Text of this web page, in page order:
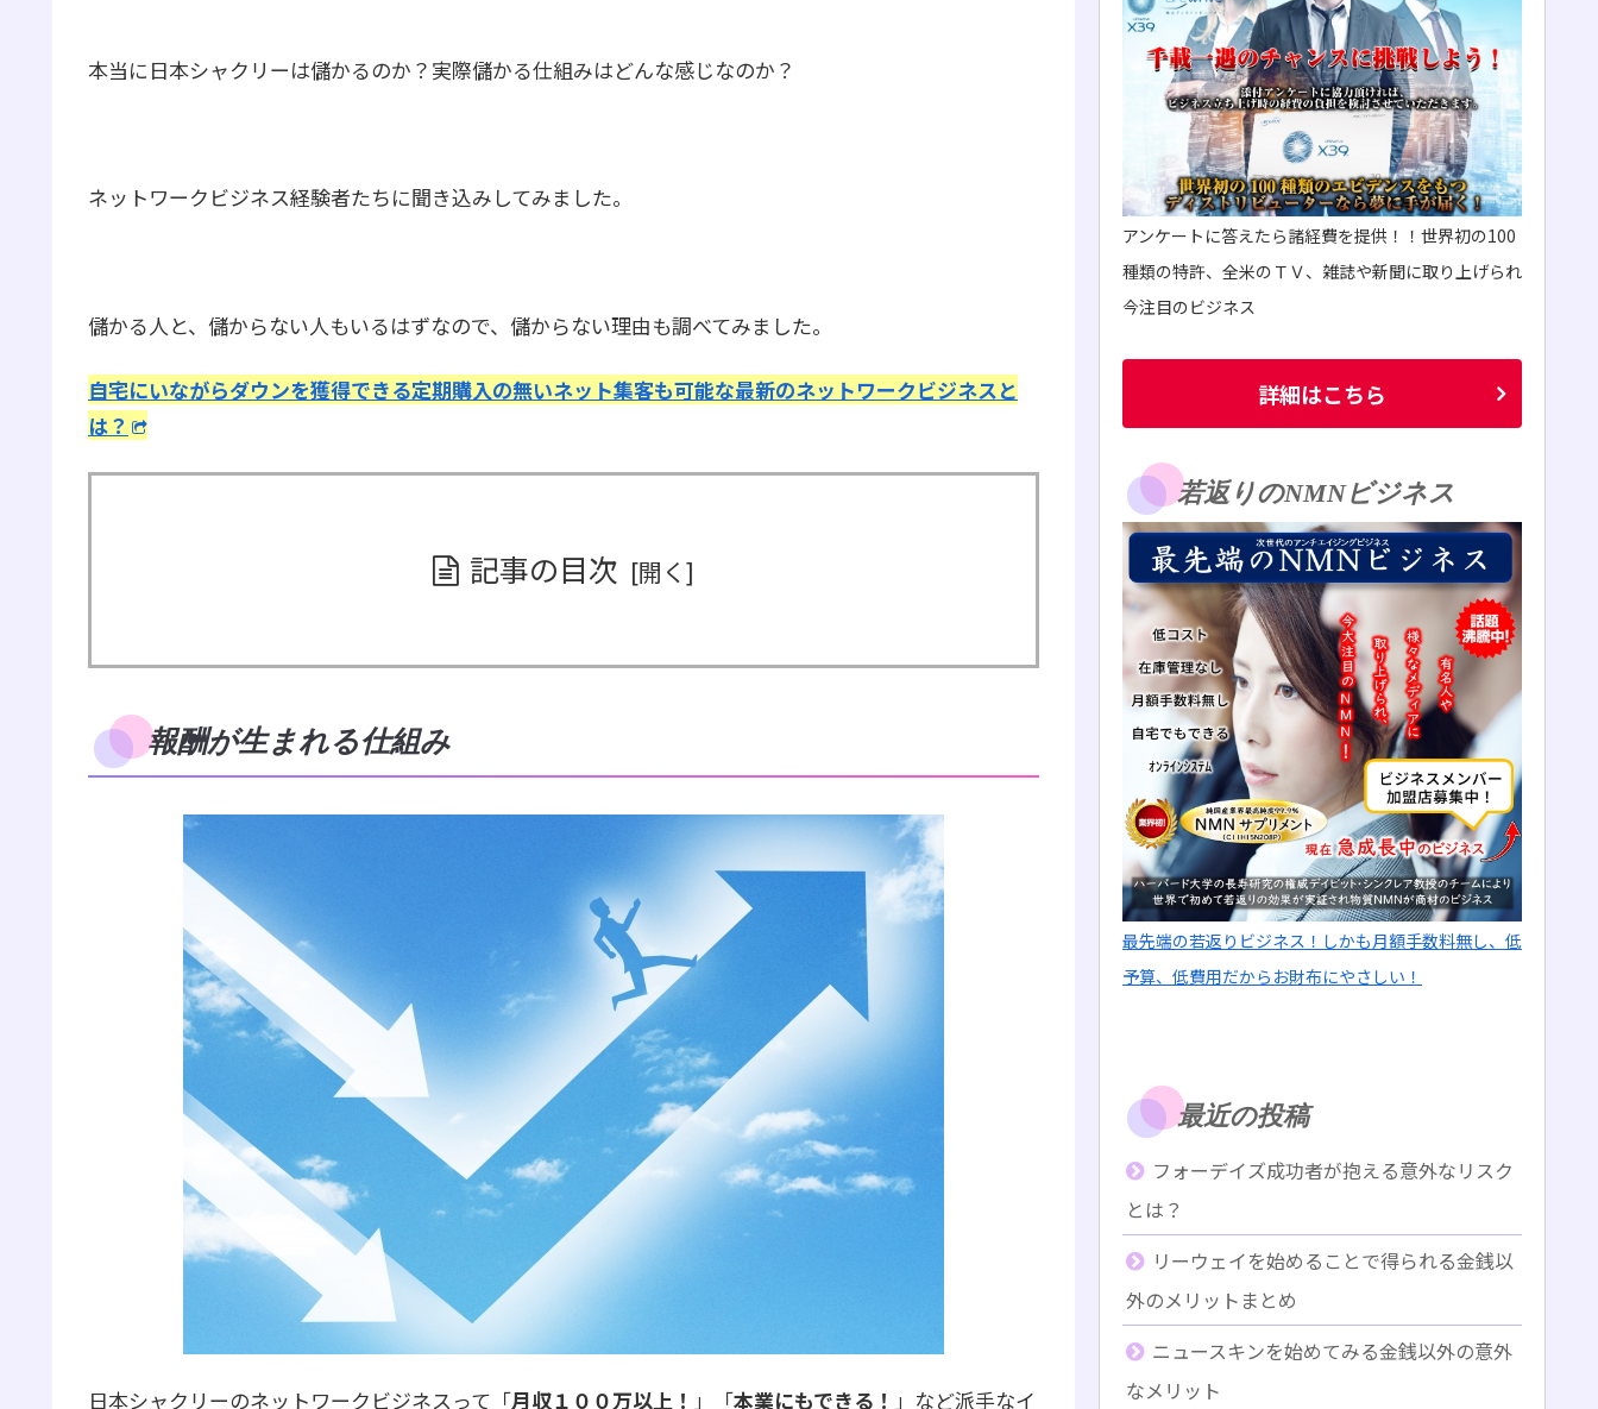
本当に日本シャクリーは儲かるのか？実際儲かる仕組みはどんな感じなのか？
ネットワークビジネス経験者たちに聞き込みしてみました。
儲かる人と、儲からない人もいるはずなので、儲からない理由も調べてみました。
自宅にいながらダウンを獲得できる定期購入の無いネット集客も可能な最新のネットワークビジネスと
は？
記事の目次
報酬が生まれる仕組み
日本シャクリーのネットワークビジネスって「月収１００万以上！ 」「本業にもできる！ 」など派手なイ
アンケートに答えたら諸経費を提供！！世界初の100
種類の特許、全米のＴＶ、雑誌や新聞に取り上げられ
今注目のビジネス
詳細はこちら
若返りのNMNビジネス
最先端の若返りビジネス！しかも月額手数料無し、低
予算、低費用だからお財布にやさしい！
最近の投稿
フォーデイズ成功者が抱える意外なリスク
とは？
リーウェイを始めることで得られる金銭以
外のメリットまとめ
ニュースキンを始めてみる金銭以外の意外
なメリット